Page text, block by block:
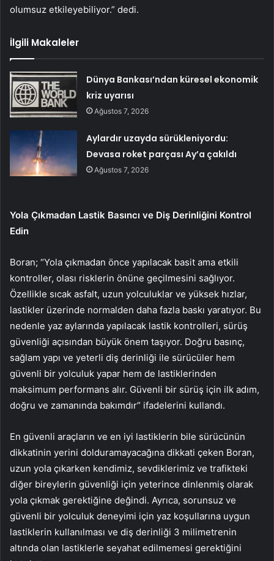
olumsuz etkileyebiliyor.” dedi.
İlgili Makaleler
Dünya Bankası’ndan küresel ekonomik
kriz uyarısı
Ağustos 7, 2026
Aylardır uzayda sürükleniyordu:
Devasa roket parçası Ay’a çakıldı
Ağustos 7, 2026
Yola Çıkmadan Lastik Basıncı ve Diş Derinliğini Kontrol
Edin
Boran; “Yola çıkmadan önce yapılacak basit ama etkili
kontroller, olası risklerin önüne geçilmesini sağlıyor.
Özellikle sıcak asfalt, uzun yolculuklar ve yüksek hızlar,
lastikler üzerinde normalden daha fazla baskı yaratıyor. Bu
nedenle yaz aylarında yapılacak lastik kontrolleri, sürüş
güvenliği açısından büyük önem taşıyor. Doğru basınç,
sağlam yapı ve yeterli diş derinliği ile sürücüler hem
güvenli bir yolculuk yapar hem de lastiklerinden
maksimum performans alır. Güvenli bir sürüş için ilk adım,
doğru ve zamanında bakımdır” ifadelerini kullandı.
En güvenli araçların ve en iyi lastiklerin bile sürücünün
dikkatinin yerini dolduramayacağına dikkati çeken Boran,
uzun yola çıkarken kendimiz, sevdiklerimiz ve trafikteki
diğer bireylerin güvenliği için yeterince dinlenmiş olarak
yola çıkmak gerektiğine değindi. Ayrıca, sorunsuz ve
güvenli bir yolculuk deneyimi için yaz koşullarına uygun
lastiklerin kullanılması ve diş derinliği 3 milimetrenin
altında olan lastiklerle seyahat edilmemesi gerektiğini